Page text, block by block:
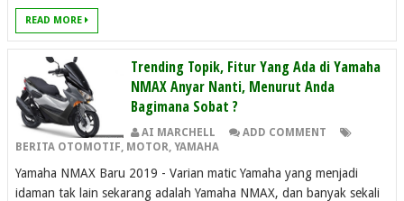
READ MORE
Trending Topik, Fitur Yang Ada di Yamaha
NMAX Anyar Nanti, Menurut Anda
Bagimana Sobat ?
AI MARCHELL
ADD COMMENT
BERITA OTOMOTIF, MOTOR, YAMAHA
Yamaha NMAX Baru 2019 - Varian matic Yamaha yang menjadi
idaman tak lain sekarang adalah Yamaha NMAX, dan banyak sekali